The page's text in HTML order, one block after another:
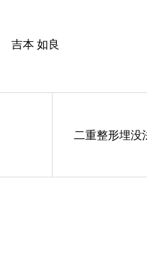
吉本 如良
二重整形埋没